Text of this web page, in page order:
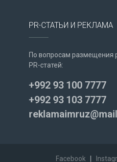
PR-СТАТЬИ И РЕКЛАМА
По вопросам размещения
PR-статей:
+992 93 100 7777
+992 93 103 7777
Facebook